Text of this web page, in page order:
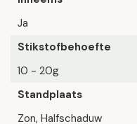
Ja
Stikstofbehoefte
10 - 20g
Standplaats
Zon, Halfschaduw